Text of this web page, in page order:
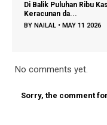
Di Balik Puluhan Ribu Kasus
Keracunan da...
BYNAILAL •MAY 11 2026
No comments yet.
Sorry, the comment